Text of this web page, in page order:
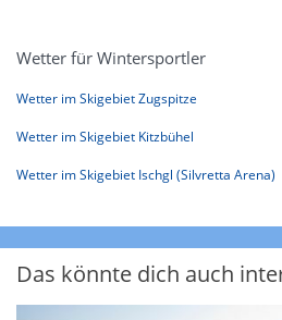
Wetter für Wintersportler
Wetter im Skigebiet Zugspitze
Wetter im Skigebiet Kitzbühel
Wetter im Skigebiet Ischgl (Silvretta Arena)
Das könnte dich auch